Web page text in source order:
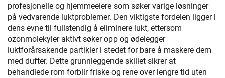
profesjonelle og hjemmeeiere som søker varige løsninger
på vedvarende luktproblemer. Den viktigste fordelen ligger i
dens evne til fullstendig å eliminere lukt, ettersom
ozonmolekyler aktivt søker opp og ødelegger
luktforårsakende partikler i stedet for bare å maskere dem
med dufter. Dette grunnleggende skillet sikrer at
behandlede rom forblir friske og rene over lengre tid uten